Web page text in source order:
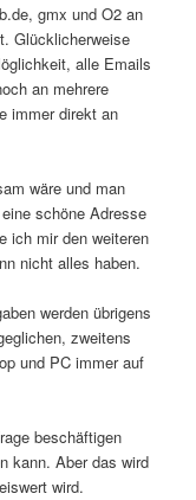
gmx und O2 an
Glücklicherweise
alle Emails
an mehrere
immer direkt an
wäre und man
schöne Adresse
ich mir den weiteren
nicht alles haben.
werden übrigens
zweitens
und PC immer auf
beschäftigen
kann. Aber das wird
wird.